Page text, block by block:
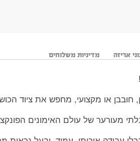
אריזה מדיניות משלוחים
או מקצועי, מחפש את ציוד
מעורער של עולם האימונים